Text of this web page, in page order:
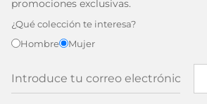
promociones exclusivas.
¿Qué colección te interesa?
Hombre
Mujer